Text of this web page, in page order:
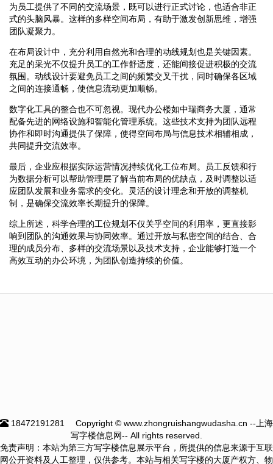
为员工提供了不同的交流场景，既可以进行正式讨论，也适合非正
式的头脑风暴。这样的多样空间布局，有助于激发创新思维，增强
团队凝聚力。
在布局设计中，充分利用自然光和合理的动线规划也是关键因素。
充足的采光不仅提升员工的工作舒适度，还能间接促进积极的交流
氛围。动线设计要避免员工之间的频繁交叉干扰，同时确保各区域
之间的连接通畅，使信息流动更加顺畅。
数字化工具的整合也不可忽视。现代办公楼如中瑞商务大厦，通常
配备先进的网络设施和智能化管理系统。这些技术支持为团队远程
协作和即时沟通提供了保障，使得空间布局与信息技术相辅相成，
共同提升交流效率。
最后，企业应根据实际运营情况持续优化工位布局。员工反馈和行
为数据分析可以帮助管理层了解当前布局的优缺点，及时调整以适
应团队发展和业务需求的变化。灵活的设计理念和开放的调整机
制，是确保交流效率长期提升的保障。
综上所述，科学合理的工位规划不仅关乎空间的利用率，更直接影
响到团队的沟通效果与协同效率。通过开放与私密空间的结合、合
理的成员分布、多样的交流场景以及技术支持，企业能够打造一个
高效互动的办公环境，为团队创造持续的价值。
18472191281
Copyright © www.zhongruishangwudasha.cn --上海
写字楼信息网-- All rights reserved.
免责声明：本站为第三方写字楼信息展示平台，所提供的信息来源于互联
网公开资料及人工整理，仅供参考。本站与相关写字楼的大厦产权方、物